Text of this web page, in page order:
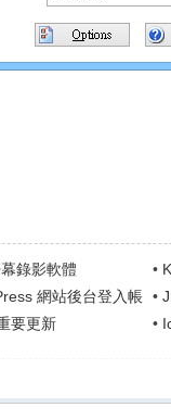
錄影軟體 •
網站後台登入帳 •
要更新 •